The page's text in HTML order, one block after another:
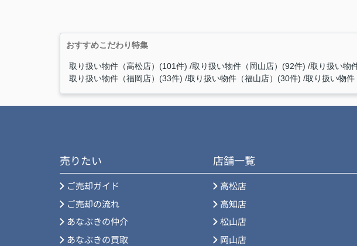
おすすめこだわり特集
取り扱い物件（高松店）(101件) 取り扱い物件（岡山店）(92件) 取り扱い物
取り扱い物件（福岡店）(33件) 取り扱い物件（福山店）(30件) 取り扱い物
売りたい
ご売却ガイド
ご売却の流れ
あなぶきの仲介
あなぶきの買取
店舗一覧
高松店
高知店
松山店
岡山店